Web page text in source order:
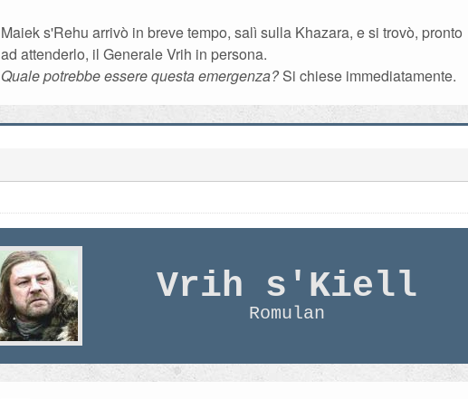
Maiek s'Rehu arrivò in breve tempo, salì sulla Khazara, e si trovò, pronto
ad attenderlo, il Generale Vrih in persona.
Quale potrebbe essere questa emergenza?Si chiese immediatamente.
Vrih s'Kiell
Romulan